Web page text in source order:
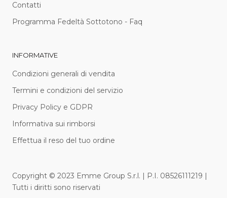
Contatti
Programma Fedeltà Sottotono - Faq
INFORMATIVE
Condizioni generali di vendita
Termini e condizioni del servizio
Privacy Policy e GDPR
Informativa sui rimborsi
Effettua il reso del tuo ordine
Copyright © 2023 Emme Group S.r.l. | P.I. 08526111219 |
Tutti i diritti sono riservati